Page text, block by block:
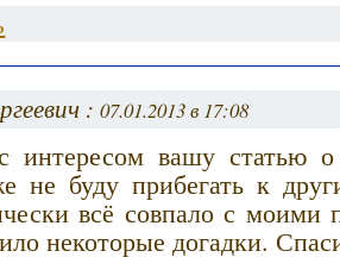
:07.01.2013 в 17:08
интересом вашу статью
не буду прибегать к
всё совпало с моими
некоторые догадки.